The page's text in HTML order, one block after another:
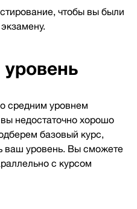
чтобы вы были
средним уровнем
недостаточно хорошо
базовый курс,
ваш уровень. Вы сможете
с курсом